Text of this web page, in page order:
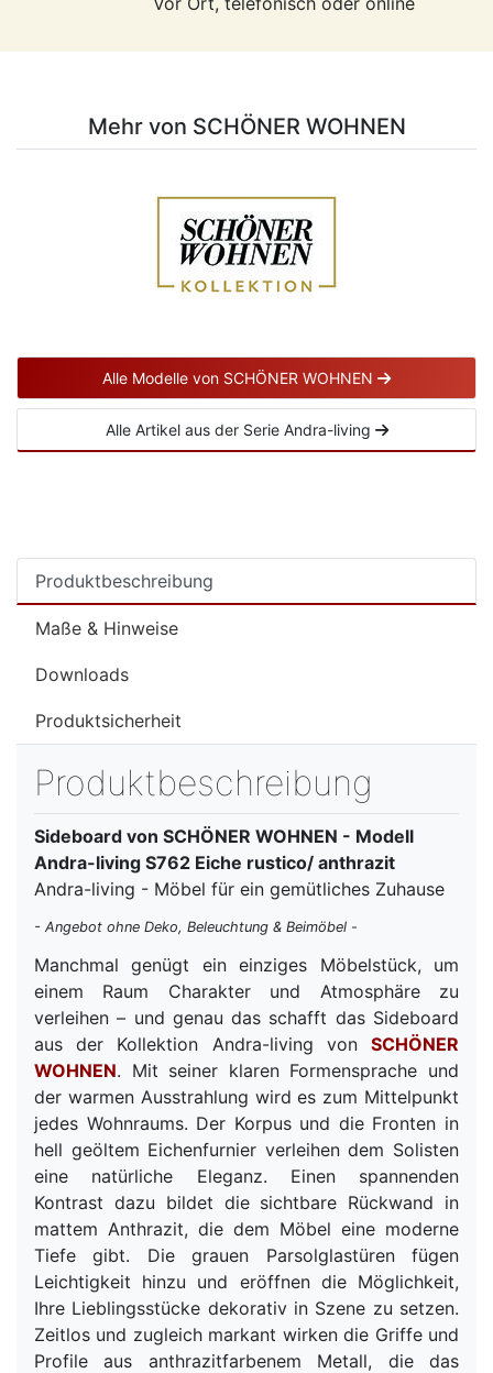
Mehr von SCHÖNER WOHNEN
Alle Modelle von SCHÖNER WOHNEN
Alle Artikel aus der Serie Andra-living
Produktbeschreibung
Maße & Hinweise
Downloads
Produktsicherheit
Produktbeschreibung
Sideboard von SCHÖNER WOHNEN - Modell
Andra-living S762 Eiche rustico/ anthrazit
Andra-living - Möbel für ein gemütliches Zuhause
- Angebot ohne Deko, Beleuchtung & Beimöbel -
Manchmal genügt ein einziges Möbelstück, um
einem Raum Charakter und Atmosphäre zu
verleihen – und genau das schafft das Sideboard
aus der Kollektion Andra-living von SCHÖNER
WOHNEN. Mit seiner klaren Formensprache und
der warmen Ausstrahlung wird es zum Mittelpunkt
jedes Wohnraums. Der Korpus und die Fronten in
hell geöltem Eichenfurnier verleihen dem Solisten
eine natürliche Eleganz. Einen spannenden
Kontrast dazu bildet die sichtbare Rückwand in
mattem Anthrazit, die dem Möbel eine moderne
Tiefe gibt. Die grauen Parsolglastüren fügen
Leichtigkeit hinzu und eröffnen die Möglichkeit,
Ihre Lieblingsstücke dekorativ in Szene zu setzen.
Zeitlos und zugleich markant wirken die Griffe und
Profile aus anthrazitfarbenem Metall, die das